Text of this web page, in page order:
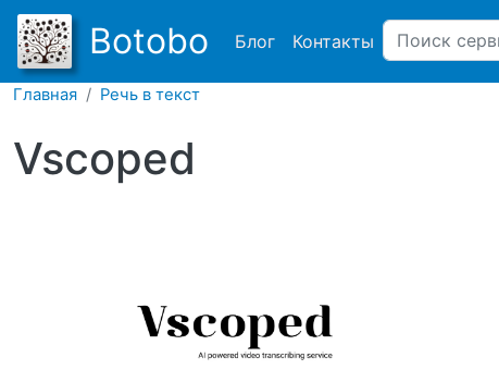
Botobo Main navigation
Блог Контакты
Главная Речь в текст
Vscoped